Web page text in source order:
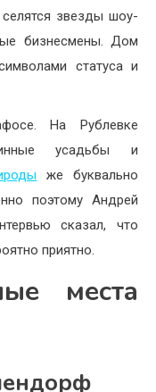
звезды шоу-
бизнесмены. Дом
статуса и
На Рублевке
усадьбы и
же буквально
поэтому Андрей
сказал, что
приятно.
места